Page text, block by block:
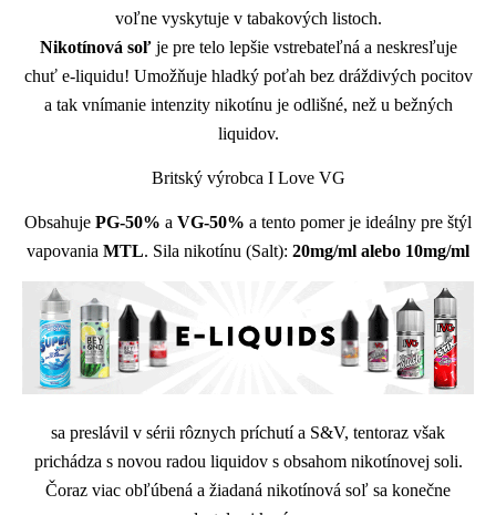
voľne vyskytuje v tabakových listoch.
Nikotínová soľje pre telo lepšie vstrebateľná a neskresľuje
chuť e-liquidu! Umožňuje hladký poťah bez dráždivých pocitov
a tak vnímanie intenzity nikotínu je odlišné, než u bežných
liquidov.
Britský výrobca I Love VG
Obsahuje PG-50% a VG-50% a tento pomer je ideálny pre štýl
vapovania MTL. Sila nikotínu (Salt): 20mg/ml alebo 10mg/ml
sa preslávil v sérii rôznych príchutí a S&V, tentoraz však
prichádza s novou radou liquidov s obsahom nikotínovej soli.
Čoraz viac obľúbená a žiadaná nikotínová soľ sa konečne